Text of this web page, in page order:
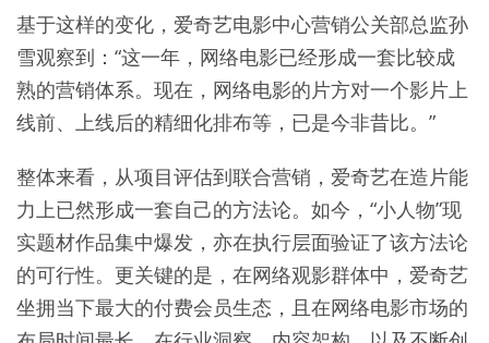
基于这样的变化，爱奇艺电影中心营销公关部总监孙
雪观察到：“这一年，网络电影已经形成一套比较成
熟的营销体系。现在，网络电影的片方对一个影片上
线前、上线后的精细化排布等，已是今非昔比。”
整体来看，从项目评估到联合营销，爱奇艺在造片能
力上已然形成一套自己的方法论。如今，“小人物”现
实题材作品集中爆发，亦在执行层面验证了该方法论
的可行性。更关键的是，在网络观影群体中，爱奇艺
坐拥当下最大的付费会员生态，且在网络电影市场的